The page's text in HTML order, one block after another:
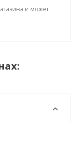
и может